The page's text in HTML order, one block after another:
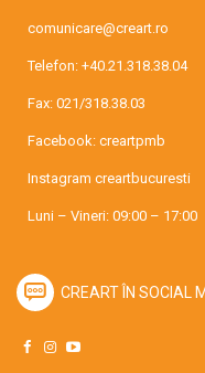
comunicare@creart.ro
Telefon: +40.21.318.38.04
Fax: 021/318.38.03
Facebook: creartpmb
Instagram creartbucuresti
Luni – Vineri: 09:00 – 17:00
CREART ÎN SOCIAL